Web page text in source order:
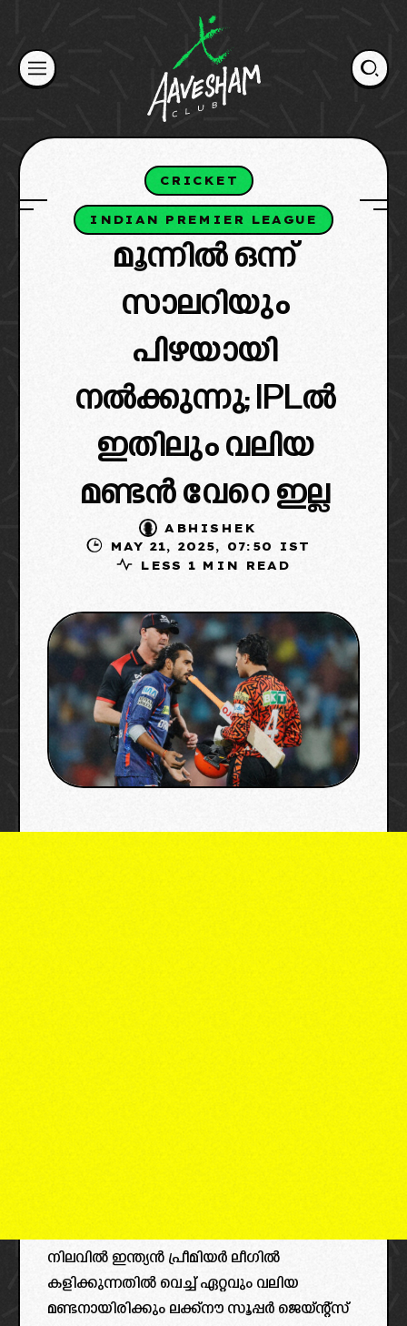
content
CRICKET
INDIAN PREMIER LEAGUE
മൂന്നിൽ ഒന്ന്
സാലറിയും
പിഴയായി
നൽക്കുന്നു; IPLൽ
ഇതിലും വലിയ
മണ്ടൻ വേറെ ഇല്ല
ABHISHEK
MAY 21, 2025, 07:50 IST
LESS 1 MIN READ
നിലവിൽ ഇന്ത്യൻ പ്രീമിയർ ലീഗിൽ
കളിക്കുന്നതിൽ വെച്ച് ഏറ്റവും വലിയ
മണ്ടനായിരിക്കും ലക്ക്നൗ സൂപ്പർ ജെയ്ന്റ്സ്